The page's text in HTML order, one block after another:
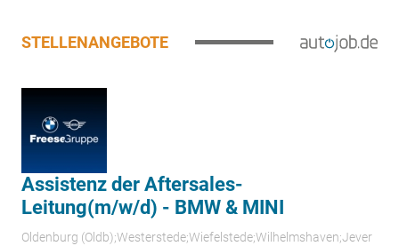
STELLENANGEBOTE
Assistenz der Aftersales-
Leitung(m/w/d) - BMW & MINI
Oldenburg (Oldb);Westerstede;Wiefelstede;Wilhelmshaven;Jever